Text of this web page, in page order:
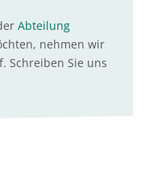
Abteilung
nehmen wir
Schreiben Sie uns